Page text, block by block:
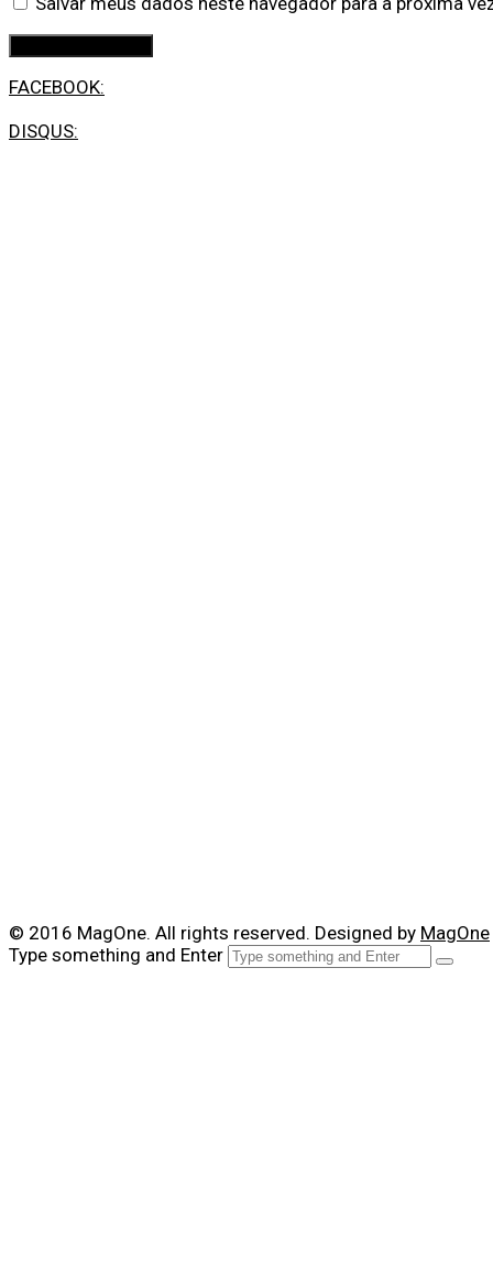
FACEBOOK:
DISQUS:
© 2016 MagOne. All rights reserved. Designed by MagOne
Type something and Enter